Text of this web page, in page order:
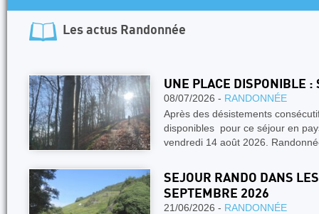
Les actus Randonnée
UNE PLACE DISPONIBLE :
08/07/2026 - RANDONNÉE
Après des désistements
disponibles pour ce séjour en
vendredi 14 août 2026.
SEJOUR RANDO DANS
SEPTEMBRE 2026
21/06/2026 - RANDONNÉE